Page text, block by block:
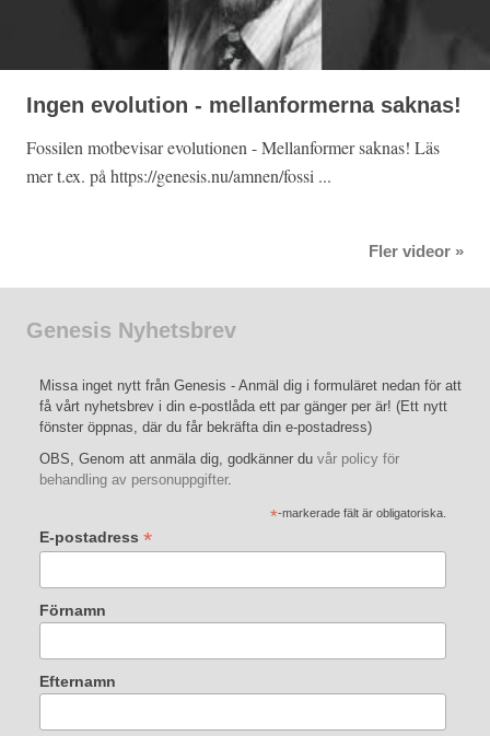
Ingen evolution - mellanformerna saknas!
Fossilen motbevisar evolutionen - Mellanformer saknas! Läs
mer t.ex. på https://genesis.nu/amnen/fossi ...
Fler videor »
Genesis Nyhetsbrev
Missa inget nytt från Genesis - Anmäl dig i formuläret nedan för att
få vårt nyhetsbrev i din e-postlåda ett par gänger per är! (Ett nytt
fönster öppnas, där du får bekräfta din e-postadress)
OBS, Genom att anmäla dig, godkänner du vår policy för
behandling av personuppgifter.
*-markerade fält är obligatoriska.
E-postadress *
Förnamn
Efternamn